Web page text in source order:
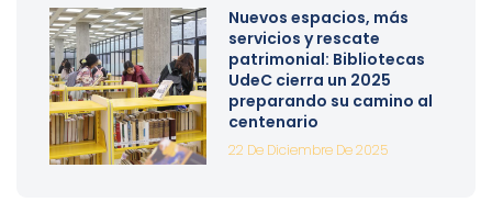
Nuevos espacios, más
servicios y rescate
patrimonial: Bibliotecas
UdeC cierra un 2025
preparando su camino al
centenario
22 De Diciembre De 2025